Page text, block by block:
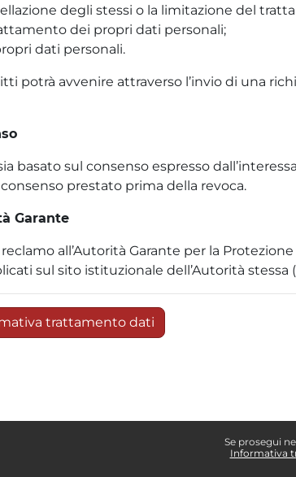
Se prosegui
Informativa
degli stessi o la limitazione del
dei propri dati personali;
dati personali.
potrà avvenire attraverso l’invio di una
basato sul consenso espresso
prestato prima della revoca.
Garante
all’Autorità Garante per la Protezione
sul sito istituzionale dell’Autorità stessa (
trattamento dati